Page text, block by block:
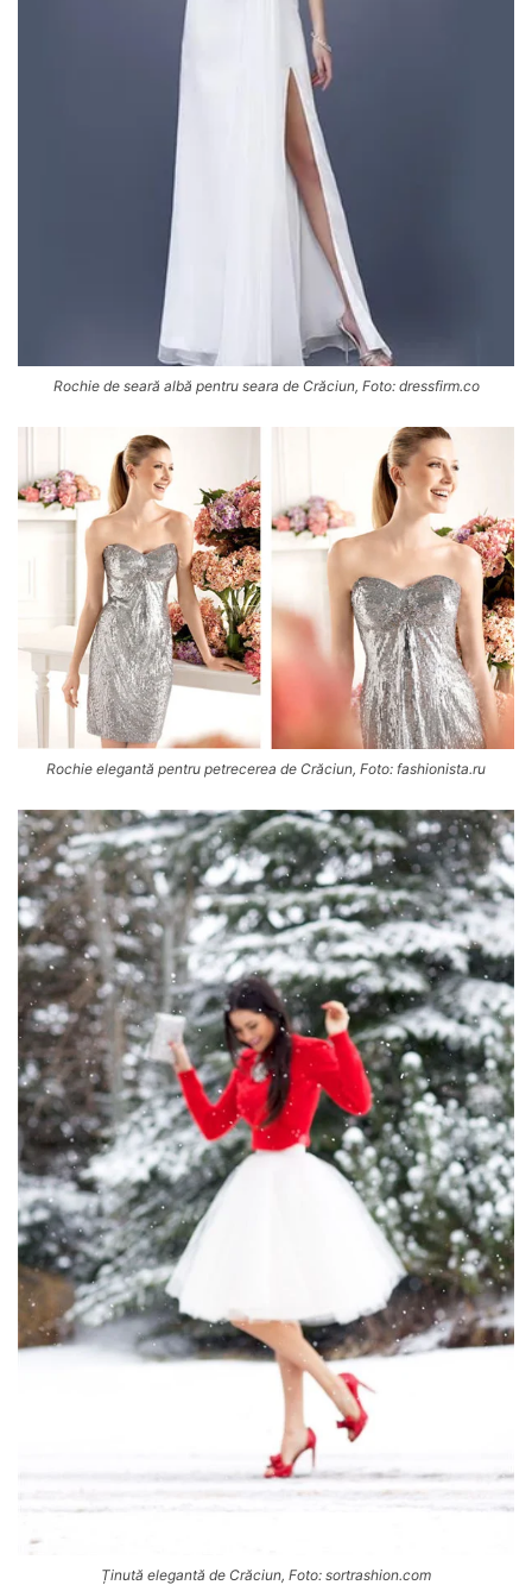
Rochie de seară albă pentru seara de Crăciun, Foto: dressfirm.co
Rochie elegantă pentru petrecerea de Crăciun, Foto: fashionista.ru
Ținută elegantă de Crăciun, Foto: sortrashion.com